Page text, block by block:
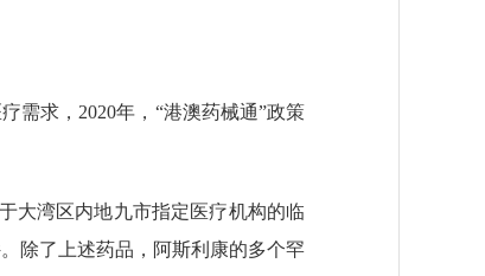
求，2020年，“港澳药械通”政策
大湾区内地九市指定医疗机构的临
除了上述药品，阿斯利康的多个罕